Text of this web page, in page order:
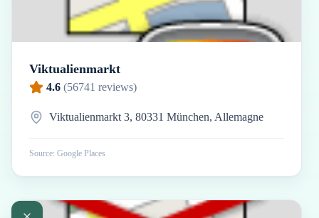
Viktualienmarkt
4.6 (56741 reviews)
Viktualienmarkt 3, 80331 München, Allemagne
Source: Google Places